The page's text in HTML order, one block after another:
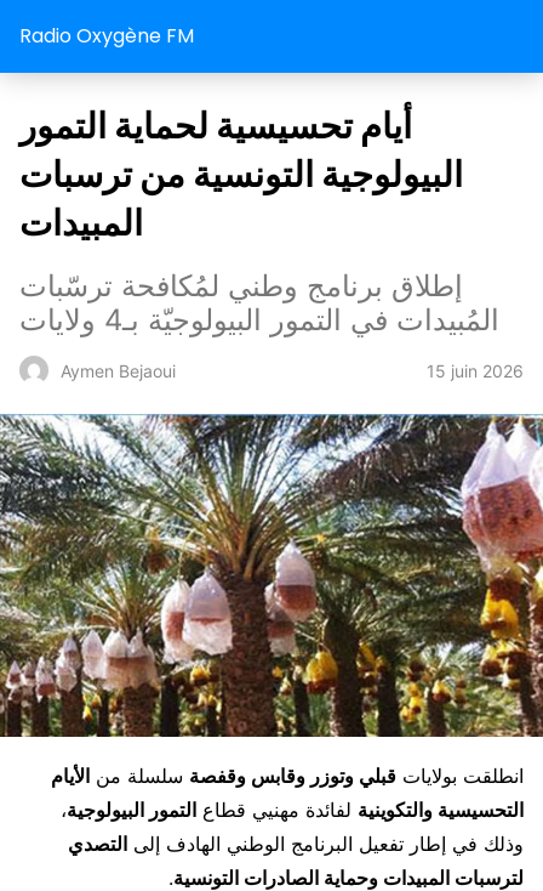
Radio Oxygène FM
أيام تحسيسية لحماية التمور
البيولوجية التونسية من ترسبات
المبيدات
إطلاق برنامج وطني لمُكافحة ترسّبات
المُبيدات في التمور البيولوجيّة بـ4 ولايات
Aymen Bejaoui 15 juin 2026
انطلقت بولايات قبلي وتوزر وقابس وقفصة سلسلة من الأيام
التحسيسية والتكوينية لفائدة مهنيي قطاع التمور البيولوجية،
وذلك في إطار تفعيل البرنامج الوطني الهادف إلى التصدي
لترسبات المبيدات وحماية الصادرات التونسية.